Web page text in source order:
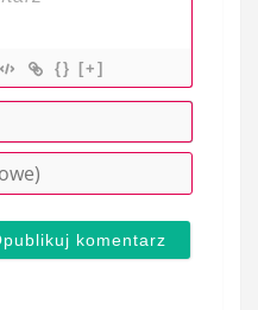
{} [+]
P
r
e
E
-